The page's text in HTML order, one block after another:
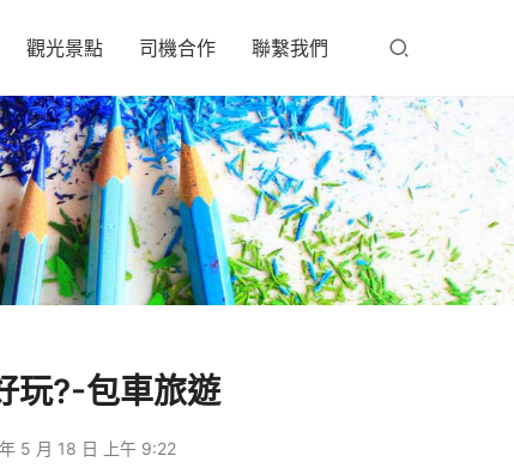
觀光景點 司機合作 聯繫我們
玩?-包車旅遊
5 月 18 日 上午 9:22